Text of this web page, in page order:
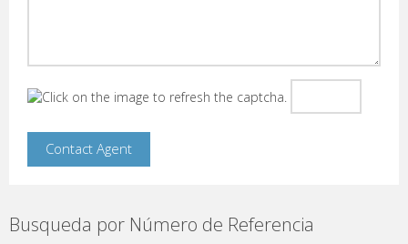
Busqueda por Número de Referencia